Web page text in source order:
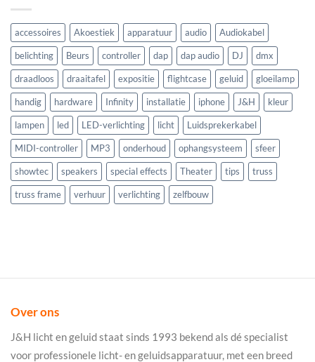
accessoires Akoestiek apparatuur audio Audiokabel
belichting Beurs controller dap dap audio DJ dmx
draadloos draaitafel expositie flightcase geluid gloeilamp
handig hardware Infinity installatie iphone J&H kleur
lampen led LED-verlichting licht Luidsprekerkabel
MIDI-controller MP3 onderhoud ophangsysteem sfeer
showtec speakers special effects Theater tips truss
truss frame verhuur verlichting zelfbouw
Over ons
J&H licht en geluid staat sinds 1993 bekend als dé specialist
voor professionele licht- en geluidsapparatuur, met een breed